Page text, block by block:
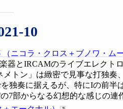
10
（ニコラ・クロス＋ブノワ・ム
器とIRCAMのライブエレクト
メトン」は緻密で見事な打独
独奏に据えるが、特にIの前
7部からなる幻想的な感じの連